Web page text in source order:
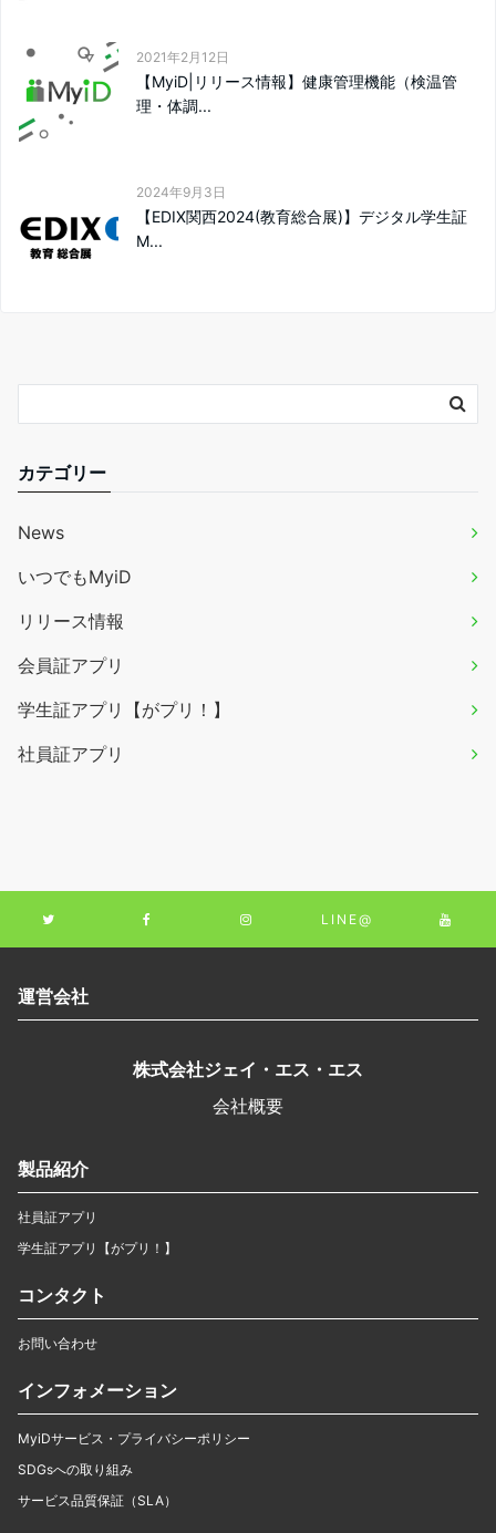
2021年2月12日
【MyiD|リリース情報】健康管理機能（検温管
理・体調...
2024年9月3日
【EDIX関西2024(教育総合展)】デジタル学生証
M...
カテゴリー
News
いつでもMyiD
リリース情報
会員証アプリ
学生証アプリ【がプリ！】
社員証アプリ
LINE@
運営会社
株式会社ジェイ・エス・エス
会社概要
製品紹介
社員証アプリ
学生証アプリ【がプリ！】
コンタクト
お問い合わせ
インフォメーション
MyiDサービス・プライバシーポリシー
SDGsへの取り組み
サービス品質保証（SLA）